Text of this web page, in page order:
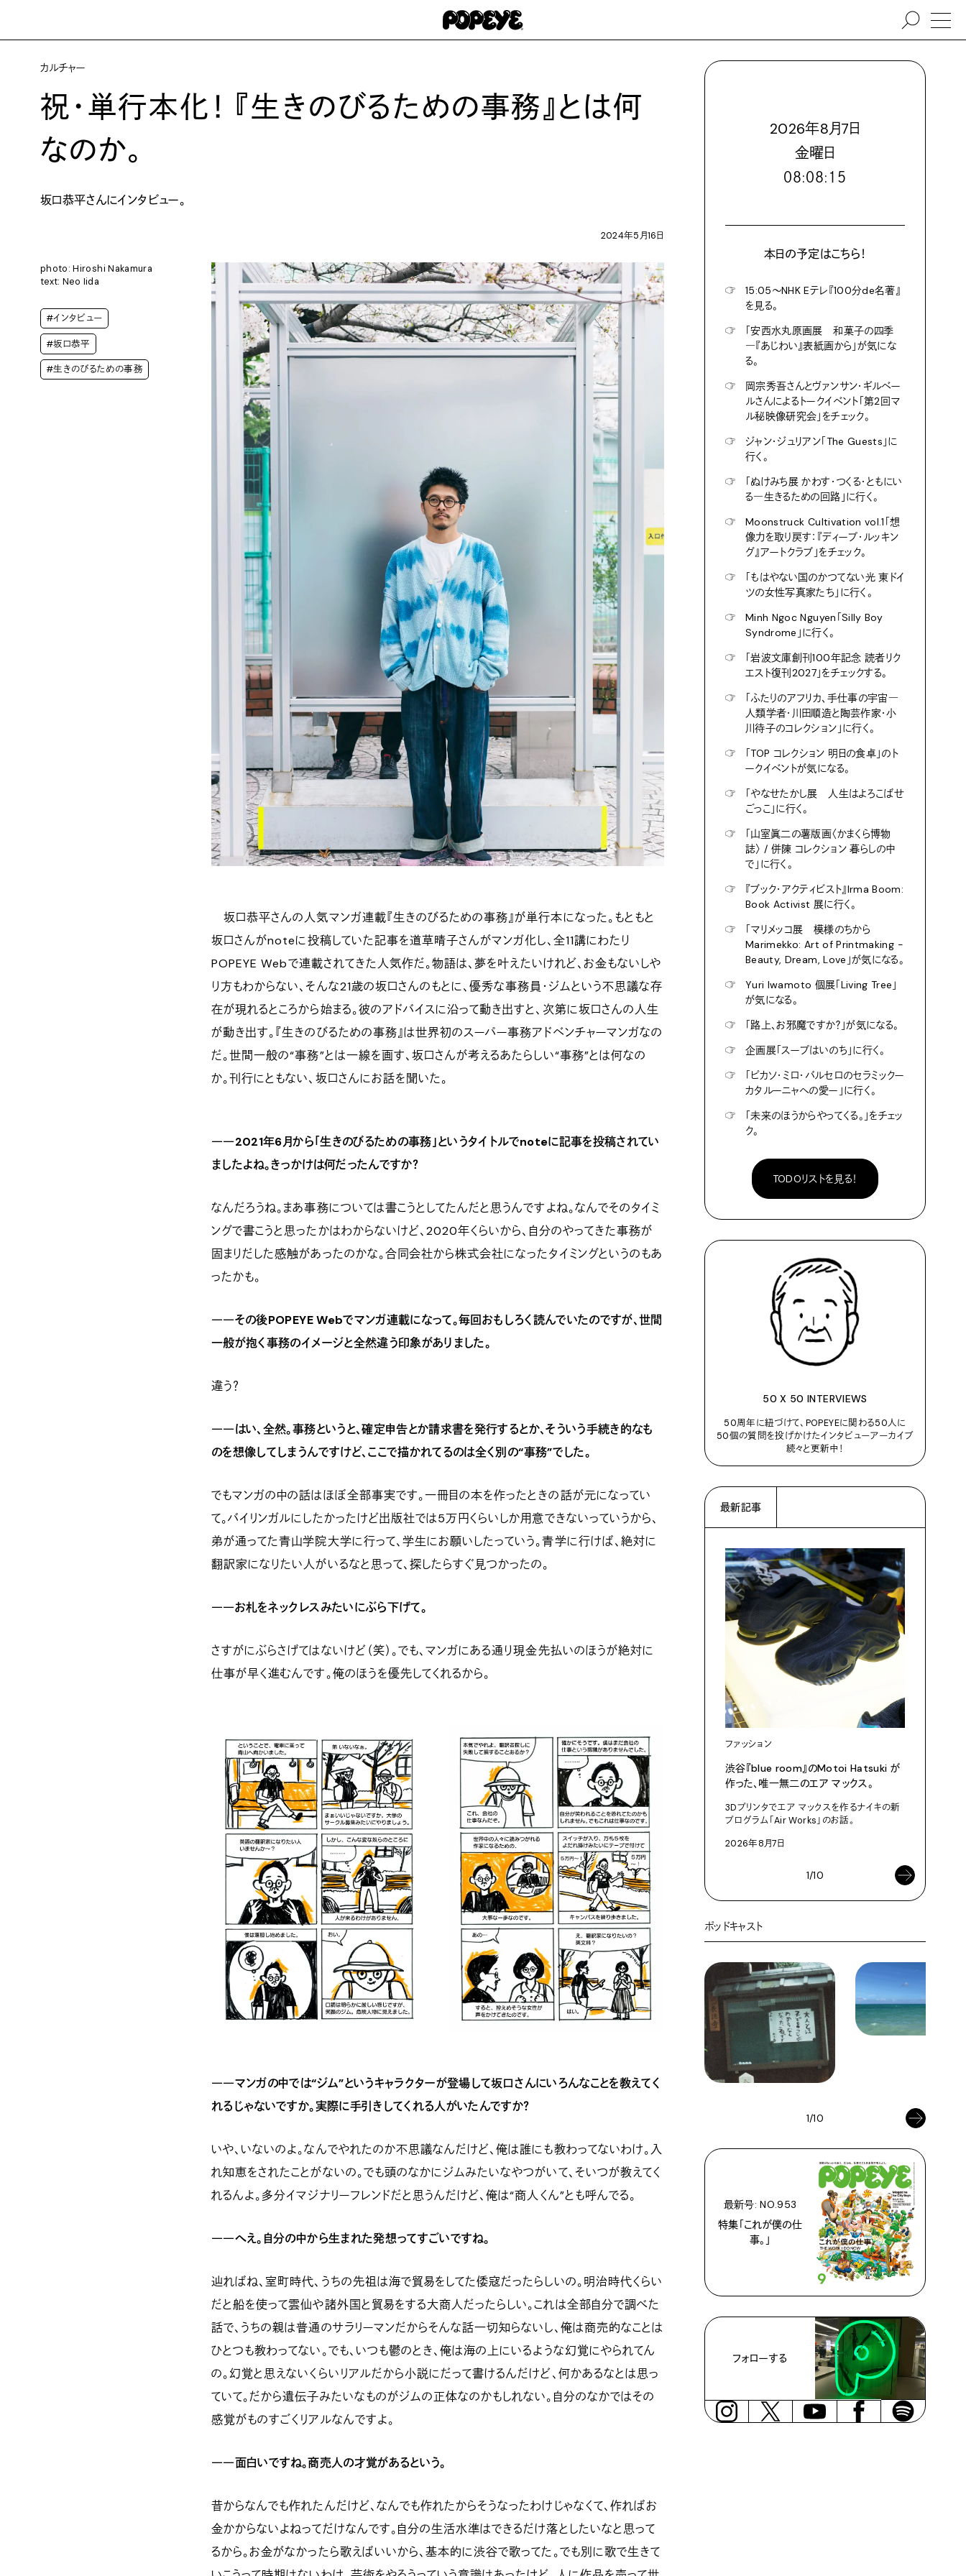
カルチャー
祝・単行本化！ 『生きのびるための事務』とは何
なのか。
坂口恭平さんにインタビュー。
2024年5月16日
photo: Hiroshi Nakamura
text: Neo Iida
#インタビュー
#坂口恭平
#生きのびるための事務
坂口恭平さんの人気マンガ連載『生きのびるための事務』が単行本になった。もともと
坂口さんがnoteに投稿していた記事を道草晴子さんがマンガ化し、全11講にわたり
POPEYE Webで連載されてきた人気作だ。物語は、夢を叶えたいけれど、お金もないしや
り方もわからない、そんな21歳の坂口さんのもとに、優秀な事務員・ジムという不思議な存
在が現れるところから始まる。彼のアドバイスに沿って動き出すと、次第に坂口さんの人生
が動き出す。『生きのびるための事務』は世界初のスーパー事務アドベンチャーマンガなの
だ。世間一般の“事務”とは一線を画す、坂口さんが考えるあたらしい“事務”とは何なの
か。刊行にともない、坂口さんにお話を聞いた。
――2021年6月から「生きのびるための事務」というタイトルでnoteに記事を投稿されてい
ましたよね。きっかけは何だったんですか？
なんだろうね。まあ事務については書こうとしてたんだと思うんですよね。なんでそのタイミ
ングで書こうと思ったかはわからないけど、2020年くらいから、自分のやってきた事務が
固まりだした感触があったのかな。合同会社から株式会社になったタイミングというのもあ
ったかも。
――その後POPEYE Webでマンガ連載になって。毎回おもしろく読んでいたのですが、世間
一般が抱く事務のイメージと全然違う印象がありました。
違う？
――はい、全然。事務というと、確定申告とか請求書を発行するとか、そういう手続き的なも
のを想像してしまうんですけど、ここで描かれてるのは全く別の“事務”でした。
でもマンガの中の話はほぼ全部事実です。一冊目の本を作ったときの話が元になってい
て。バイリンガルにしたかったけど出版社では5万円くらいしか用意できないっていうから、
弟が通ってた青山学院大学に行って、学生にお願いしたっていう。青学に行けば、絶対に
翻訳家になりたい人がいるなと思って、探したらすぐ見つかったの。
――お札をネックレスみたいにぶら下げて。
さすがにぶらさげてはないけど（笑）。でも、マンガにある通り現金先払いのほうが絶対に
仕事が早く進むんです。俺のほうを優先してくれるから。
――マンガの中では“ジム”というキャラクターが登場して坂口さんにいろんなことを教えてく
れるじゃないですか。実際に手引きしてくれる人がいたんですか？
いや、いないのよ。なんでやれたのか不思議なんだけど、俺は誰にも教わってないわけ。入
れ知恵をされたことがないの。でも頭のなかにジムみたいなやつがいて、そいつが教えてく
れるんよ。多分イマジナリーフレンドだと思うんだけど、俺は“商人くん”とも呼んでる。
――へえ。自分の中から生まれた発想ってすごいですね。
辿ればね、室町時代、うちの先祖は海で貿易をしてた倭寇だったらしいの。明治時代くらい
だと船を使って雲仙や諸外国と貿易をする大商人だったらしい。これは全部自分で調べた
話で、うちの親は普通のサラリーマンだからそんな話一切知らないし、俺は商売的なことは
ひとつも教わってない。でも、いつも鬱のとき、俺は海の上にいるような幻覚にやられてん
の。幻覚と思えないくらいリアルだから小説にだって書けるんだけど、何かあるなとは思っ
ていて。だから遺伝子みたいなものがジムの正体なのかもしれない。自分のなかではその
感覚がものすごくリアルなんですよ。
――面白いですね。商売人の才覚があるという。
昔からなんでも作れたんだけど、なんでも作れたからそうなったわけじゃなくて、作ればお
金かからないよねってだけなんです。自分の生活水準はできるだけ落としたいなと思って
るから。お金がなかったら歌えばいいから、基本的に渋谷で歌ってた。でも別に歌で生きて
2026年8月7日
金曜日
０８:０８:１６
本日の予定はこちら！
☞
15:05〜NHK Eテレ『100分de名著』
を見る。
☞
「安西水丸原画展 和菓子の四季
―『あじわい』表紙画から」が気にな
る。
☞
岡宗秀吾さんとヴァンサン・ギルベー
ルさんによるトークイベント「第2回マ
ル秘映像研究会」をチェック。
☞
ジャン・ジュリアン「The Guests」に
行く。
☞
「ぬけみち展 かわす・つくる・ともにい
る―生きるための回路」に行く。
☞
Moonstruck Cultivation vol.1「想
像力を取り戻す：『ディープ・ルッキン
グ』アートクラブ」をチェック。
☞
「もはやない国のかつてない光 東ドイ
ツの女性写真家たち」に行く。
☞
Minh Ngoc Nguyen「Silly Boy
Syndrome」に行く。
☞
「岩波文庫創刊100年記念 読者リク
エスト復刊2027」をチェックする。
☞
「ふたりのアフリカ、手仕事の宇宙―
人類学者・川田順造と陶芸作家・小
川待子のコレクション」に行く。
☞
「TOP コレクション 明日の食卓」のト
ークイベントが気になる。
☞
「やなせたかし展 人生はよろこばせ
ごっこ」に行く。
☞
「山室眞二の薯版画〈かまくら博物
誌〉 / 併陳 コレクション 暮らしの中
で」に行く。
☞
『ブック・アクティビスト』Irma Boom:
Book Activist 展に行く。
☞
「マリメッコ展 模様のちから
Marimekko: Art of Printmaking -
Beauty, Dream, Love」が気になる。
☞
Yuri Iwamoto 個展「Living Tree」
が気になる。
☞
「路上、お邪魔ですか？」が気になる。
☞
企画展「スープはいのち」に行く。
☞
「ピカソ・ミロ・バルセロのセラミックー
カタルーニャへの愛ー」に行く。
☞
「未来のほうからやってくる。」をチェッ
ク。
TODOリストを見る！
50 X 50 INTERVIEWS
50周年に紐づけて、POPEYEに関わる50人に
50個の質問を投げかけたインタビューアーカイブ
続々と更新中！
最新記事
ファッション
渋⾕『blue room』のMotoi Hatsuki が
作った、唯⼀無⼆のエア マックス。
3Dプリンタでエア マックスを作るナイキの新
プログラム「Air Works」のお話。
2026年8月7日
1/10
ポッドキャスト
1/10
最新号: NO.953
特集「これが僕の仕
事。」
フォローする